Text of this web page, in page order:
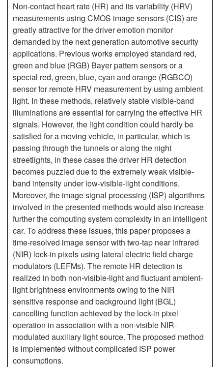
Non-contact heart rate (HR) and its variability (HRV)
measurements using CMOS image sensors (CIS) are
greatly attractive for the driver emotion monitor
demanded by the next generation automotive security
applications. Previous works employed standard red,
green and blue (RGB) Bayer pattern sensors or a
special red, green, blue, cyan and orange (RGBCO)
sensor for remote HRV measurement by using ambient
light. In these methods, relatively stable visible-band
illuminations are essential for carrying the effective HR
signals. However, the light condition could hardly be
satisfied for a moving vehicle, in particular, which is
passing through the tunnels or along the night
streetlights, in these cases the driver HR detection
becomes puzzled due to the extremely weak visible-
band intensity under low-visible-light conditions.
Moreover, the image signal processing (ISP) algorithms
involved in the presented methods would also increase
further the computing system complexity in an intelligent
car. To address these issues, this paper proposes a
time-resolved image sensor with two-tap near infrared
(NIR) lock-in pixels using lateral electric field charge
modulators (LEFMs). The remote HR detection is
realized in both non-visible-light and fluctuant ambient-
light brightness environments owing to the NIR
sensitive response and background light (BGL)
cancelling function achieved by the lock-in pixel
operation in association with a non-visible NIR-
modulated auxiliary light source. The proposed method
is implemented without complicated ISP power
consumptions.